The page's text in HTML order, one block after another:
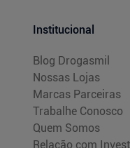
Institucional
Blog Drogasmil
Nossas Lojas
Marcas Parceiras
Trabalhe Conosco
Quem Somos
Relação com